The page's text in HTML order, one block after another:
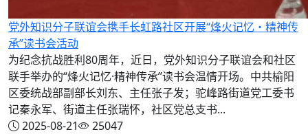
党外知识分子联谊会携手长虹路社区开展“烽火记忆・精神传
承”读书会活动
为纪念抗战胜利80周年，近日，党外知识分子联谊会和社区
联手举办的“烽火记忆·精神传承”读书会温情开场。中共榆阳
区委统战部副部长刘东、主任张子发；驼峰路街道党工委书
记秦永军、街道主任张瑞怀，社区党总支书...
2025-08-21
25047